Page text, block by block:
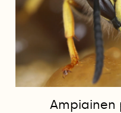
Ampiainen